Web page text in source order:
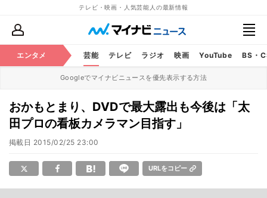
テレビ・映画・人気芸能人の最新情報
エンタメ 芸能 テレビ ラジオ 映画 YouTube BS・
Googleでマイナビニュースを優先表示する方法
おかもとまり、DVDで最大露出も今後は「太
田プロの看板カメラマン目指す」
掲載日 2015/02/25 23:00
URLをコピー